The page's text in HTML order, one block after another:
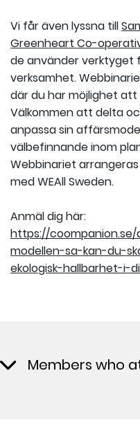
Vi får även lyssna till
Greenheart Co-
de använder verktyget
verksamhet.
där du har möjlighet
Välkommen att delta
anpassa sin
välbefinnande inom
Webbinariet
med WEAll Sweden.
Anmäl dig här:
https://
modellen-sa-kan-du-
ekologisk-hallbarhet-i-
Members who